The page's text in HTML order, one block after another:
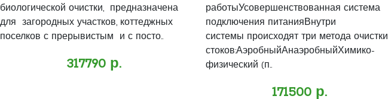
биологической очистки, предназначена
для загородных участков, коттеджных
поселков с прерывистым и с посто..
317790 р.
работыУсовершенствованная система
подключения питанияВнутри
системы происходят три метода очистки
стоков:АэробныйАнаэробныйХимико-
физический (п..
171500 р.